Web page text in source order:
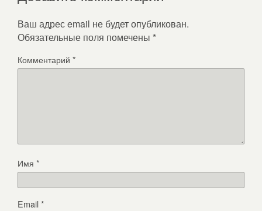
Ваш адрес email не будет опубликован.
Обязательные поля помечены *
Комментарий *
Имя *
Email*